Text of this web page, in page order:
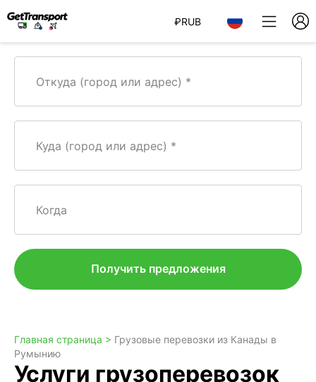
₽RUB
Откуда (город или адрес)
Куда (город или адрес)
Когда
Получить предложения
Главная страница > Грузовые перевозки из Канады в
Румынию
Услуги грузоперевозок